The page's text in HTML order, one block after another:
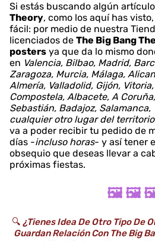
Si estás buscando algún
Theory, como los aquí has
fácil: por medio de nuestra
licenciados de The Big Bang
posters ya que da lo mismo
en Valencia, Bilbao, Madrid,
Zaragoza, Murcia, Málaga,
Almería, Valladolid, Gijón,
Compostela, Albacete, A
Sebastián, Badajoz, Salamanca,
cualquier otro lugar del
va a poder recibir tu pedido de
días -incluso horas- y así tener
obsequio que deseas llevar a
próximas fiestas.
🖼️ 🖼️
🔍 ¿Tienes Idea De Otro Tipo De
Guardan Relación Con The Big